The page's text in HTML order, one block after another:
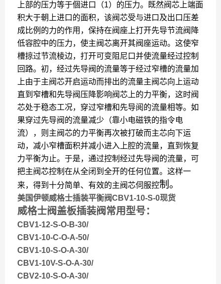
上部的压力等于個进口（1）的压力。既然阀芯上端面
积大于朝上进口的面积，该阀芯受与进口及出口压差
成比例的力的作用，保持在阀座上打开先导节流阀降
低容腔中的压力，使主阀芯离开其阀座运动。这使窄
槽掠过节流棱边，打开可变阻尼口并使流量经过控制
回路。初，经过先导阀的流量等于经过窄槽的流量加
上由于主阀芯开启运动而排出的流量主阀芯向上运动
直到窄槽和先导阀压降影响阀芯上的力平衡，这时阀
芯处于稳态工况，穿过窄槽和先导阅的流量相等。如
果穿过先导阀的流量减少（靠小电磁铁的指令电
流），则主阀芯的力平衡再次被打破而主芯向下运
动，减小窄槽面积并减小进入上腔的流量，直到恢复
力平衡为止。于是，通过控制经过先导阀的流量，可
把主阀芯控制在从全闭到全开的任何位置。这样一
来，得到十分简单、有效的主阀芯伺服控制。
美国伊顿威格士插装平衡阀CBV1-10-S-0现货
威格士阀盖板插装阀常用型号：
CBV1-12-S-O-B-30/
CBV1-10-C-O-A-50/
CBV1-10-S-O-A-30/
CBV1-10V-S-O-A-30/
CBV2-10-S-O-A-30/